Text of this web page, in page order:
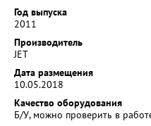
Год выпуска
2011
Производитель
JET
Дата размещения
10.05.2018
Качество оборудования
Б/У, можно проверить в